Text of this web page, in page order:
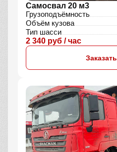
Самосвал 20 м3
Грузоподъёмность
Объём кузова
Тип шасси
2 340 руб / час
Заказать